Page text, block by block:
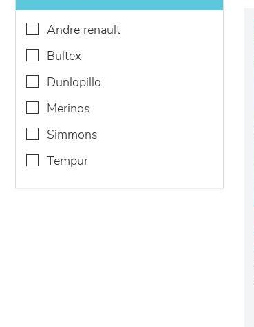
andre renault
bultex
dunlopillo
merinos
simmons
tempur